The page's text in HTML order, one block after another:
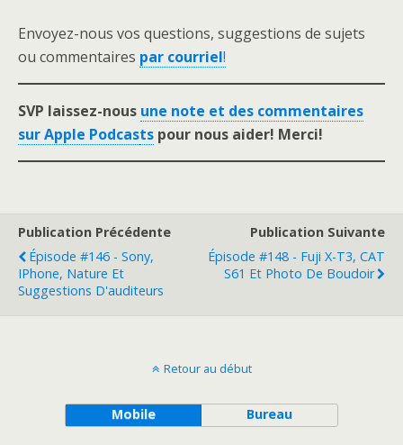
Envoyez-nous vos questions, suggestions de sujets
ou commentaires par courriel!
SVP laissez-nous une note et des commentaires
sur Apple Podcasts pour nous aider! Merci!
Publication Précédente
Épisode #146 - Sony,
IPhone, Nature Et
Suggestions D'auditeurs
Publication Suivante
Épisode #148 - Fuji X-T3, CAT
S61 Et Photo De Boudoir
Retour au début
Mobile Bureau